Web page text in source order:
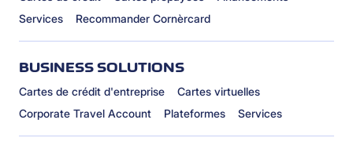
Services
Recommander Cornèrcard
BUSINESS SOLUTIONS
Cartes de crédit d'entreprise
Cartes virtuelles
Corporate Travel Account
Plateformes Services